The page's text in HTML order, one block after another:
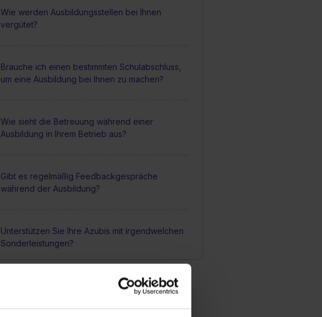
Wie werden Ausbildungsstellen bei Ihnen
vergütet?
Brauche ich einen bestimmten Schulabschluss,
um eine Ausbildung bei Ihnen zu machen?
Wie sieht die Betreuung während einer
Ausbildung in Ihrem Betrieb aus?
Gibt es regelmäßig Feedbackgespräche
während der Ausbildung?
Unterstützen Sie Ihre Azubis mit irgendwelchen
Sonderleistungen?
Gibt es die Möglichkeit, einen Teil der
Ausbildung im Ausland zu absolvieren?